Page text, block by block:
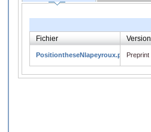
Fichier Version
PositiontheseNlapeyroux.pdfPreprint